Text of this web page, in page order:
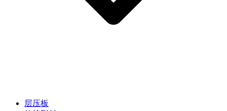
层压板